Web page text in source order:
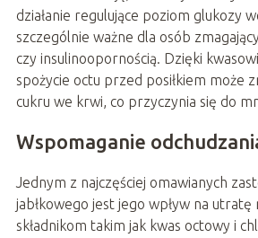
działanie regulujące poziom glukozy
szczególnie ważne dla osób
czy insulinoopornością. Dzięki
spożycie octu przed posiłkiem może
cukru we krwi, co przyczynia się do
Wspomaganie
Jednym z najczęściej omawianych
jabłkowego jest jego wpływ na utratę
składnikom takim jak kwas octowy i